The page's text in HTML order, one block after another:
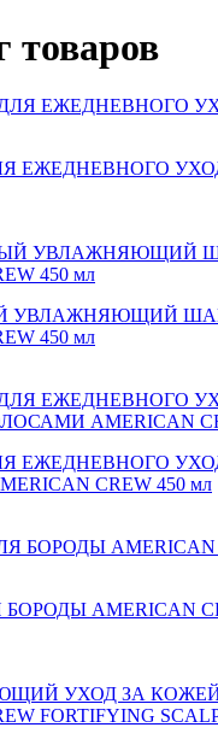
товаров
ЕЖЕДНЕВНОГО
УВЛАЖНЯЮЩИЙ
450 мл
ЕЖЕДНЕВНОГО
CREW 450 мл
AMERICAN